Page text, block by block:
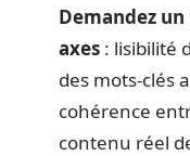
Demandez
axes : lisibilité
des mots-clés
cohérence
contenu réel